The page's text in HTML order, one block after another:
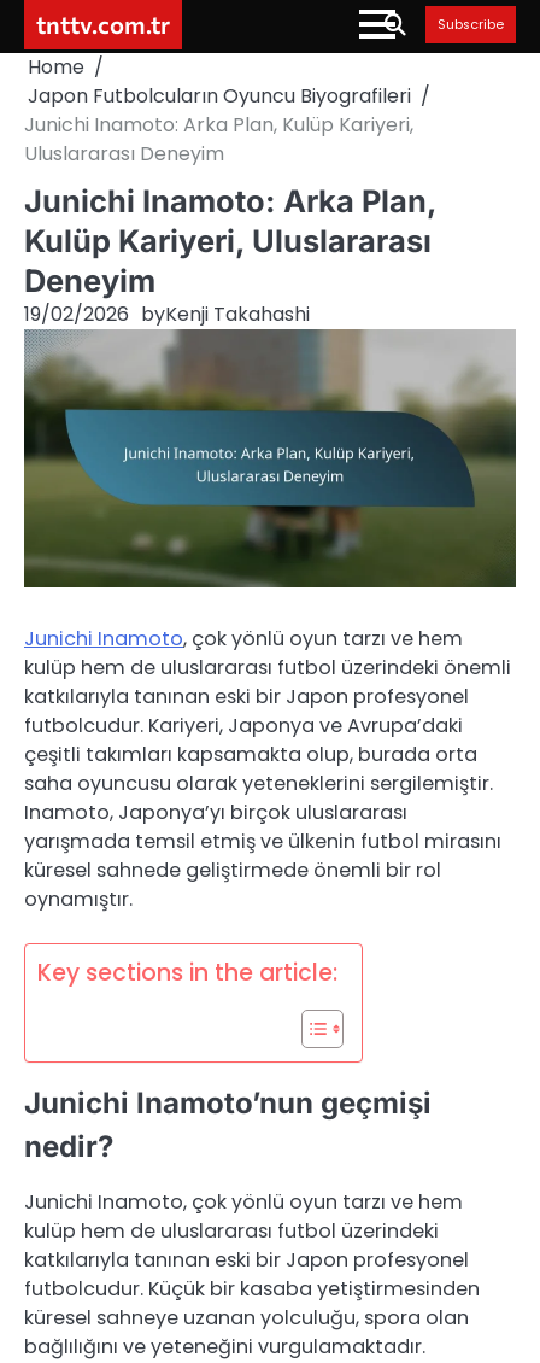
content
tnttv.com.tr Subscribe
Home
Japon Futbolcuların Oyuncu Biyografileri
Junichi Inamoto: Arka Plan, Kulüp Kariyeri,
Uluslararası Deneyim
Junichi Inamoto: Arka Plan,
Kulüp Kariyeri, Uluslararası
Deneyim
19/02/2026 byKenji Takahashi
Junichi Inamoto, çok yönlü oyun tarzı ve hem
kulüp hem de uluslararası futbol üzerindeki önemli
katkılarıyla tanınan eski bir Japon profesyonel
futbolcudur. Kariyeri, Japonya ve Avrupa’daki
çeşitli takımları kapsamakta olup, burada orta
saha oyuncusu olarak yeteneklerini sergilemiştir.
Inamoto, Japonya’yı birçok uluslararası
yarışmada temsil etmiş ve ülkenin futbol mirasını
küresel sahnede geliştirmede önemli bir rol
oynamıştır.
Key sections in the article:
Junichi Inamoto’nun geçmişi
nedir?
Junichi Inamoto, çok yönlü oyun tarzı ve hem
kulüp hem de uluslararası futbol üzerindeki
katkılarıyla tanınan eski bir Japon profesyonel
futbolcudur. Küçük bir kasaba yetiştirmesinden
küresel sahneye uzanan yolculuğu, spora olan
bağlılığını ve yeteneğini vurgulamaktadır.